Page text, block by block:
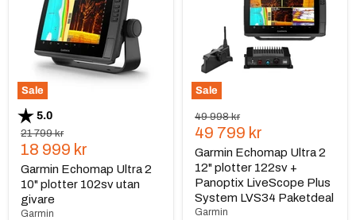
Sale
plotter
102sv
utan
givare
Betyg:
5.0
Ursprungspris
21 799 kr
Nuvarande
pris
18 999 kr
Garmin Echomap Ultra 2
10" plotter 102sv utan
givare
Garmin
Sale
Panoptix
LiveScope
Plus
System
LVS34
Paketdeal
Ursprungspris
49 998 kr
Nuvarande
pris
49 799 kr
Garmin Echomap Ultra 2
12" plotter 122sv +
Panoptix LiveScope Plus
System LVS34 Paketdeal
Garmin